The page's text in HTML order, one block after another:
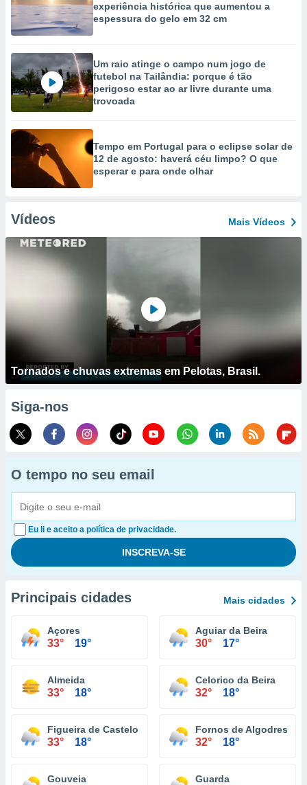
experiência histórica que aumentou a
espessura do gelo em 32 cm
Um raio atinge o campo num jogo de
futebol na Tailândia: porque é tão
perigoso estar ao ar livre durante uma
trovoada
Tempo em Portugal para o eclipse solar de
12 de agosto: haverá céu limpo? O que
esperar e para onde olhar
Vídeos Mais Vídeos
Tornados e chuvas extremas em Pelotas, Brasil.
Siga-nos
O tempo no seu email
Eu li e aceito a política de privacidade.
Principais cidades Mais cidades
Açores
33° 19°
Aguiar da Beira
30° 17°
Almeida
33° 18°
Celorico da Beira
32° 18°
Figueira de Castelo Rodrigo
33° 18°
Fornos de Algodres
32° 18°
Gouveia Guarda